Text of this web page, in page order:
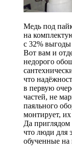
Медь под
на
с 32%
Вот вам и
недорого
что
в первую
частей, не
паяльного
монтирует,
Да приглядом
что люди для
обученные на